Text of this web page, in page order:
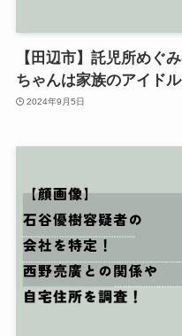
【田辺市】託児所めぐ
ちゃんは家族のアイドル
2024年9月5日